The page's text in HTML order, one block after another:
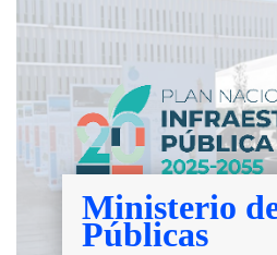
Ministerio
Públicas